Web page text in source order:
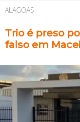
ALAGOAS
Trio é preso
falso em